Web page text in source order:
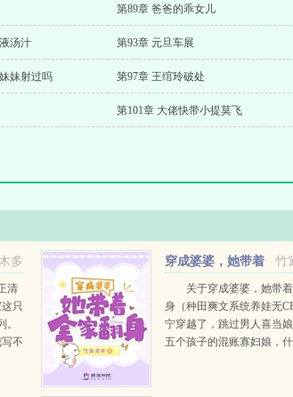
第89章 爸爸的乖女儿
汤汁 第93章 元旦车展
妹射过吗 第97章 王绾玲破处
第101章 大佬快带小提莫飞
多
清
只
不
竹
穿成婆婆，她带着
全家翻身
关于穿成婆婆，她带
身（种田爽文系统养娃无
宁穿越了，跳过男人喜当
五个孩子的混账寡妇娘，